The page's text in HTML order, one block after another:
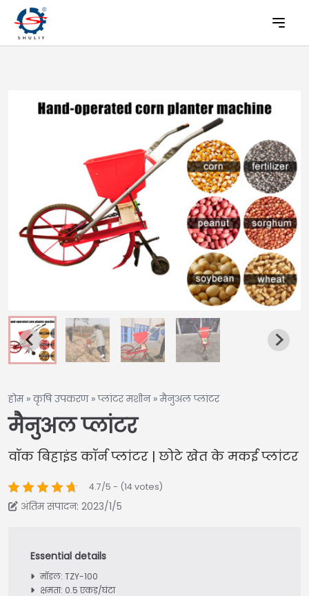
होम»कृषि उपकरण»प्लांटर मशीन»मैनुअल प्लांटर
मैनुअल प्लांटर
वॉक बिहाइंड कॉर्न प्लांटर | छोटे खेत के मकई प्लांटर
4.7/5 - (14 votes)
अंतिम संपादन: 2023/1/5
मॉडल: TZY-100
क्षमता: 0.5 एकड़/घंटा